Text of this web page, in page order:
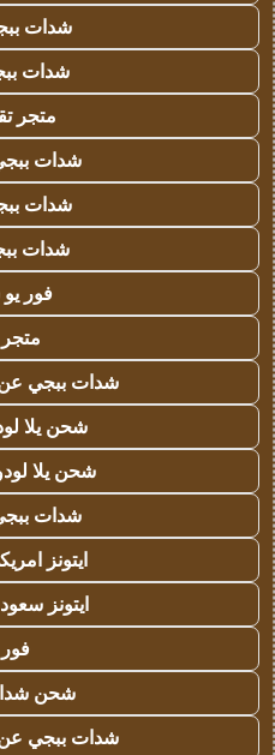
شدات
شدات
متجر
شدات
شدات
شدات
فور
متجر 4u
شدات ببجي عن
شحن يلا
شحن يلا
شدات
ايتونز
ايتونز
فور
شحن
شدات ببجي عن